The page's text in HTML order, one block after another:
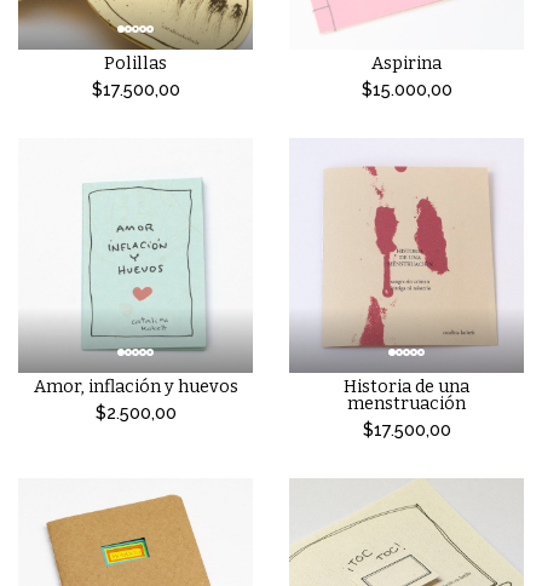
Polillas
$17.500,00
Aspirina
$15.000,00
Amor, inflación y huevos
$2.500,00
Historia de una
menstruación
$17.500,00